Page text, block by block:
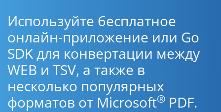
Используйте бесплатное
онлайн-приложение или Go
SDK для конвертации между
WEB и TSV, а также в
несколько популярных
форматов от Microsoft® PDF.